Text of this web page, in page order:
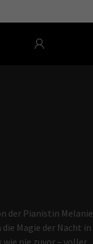
der Pianistin Melanie
Magie der Nacht in
nie zuvor – voller